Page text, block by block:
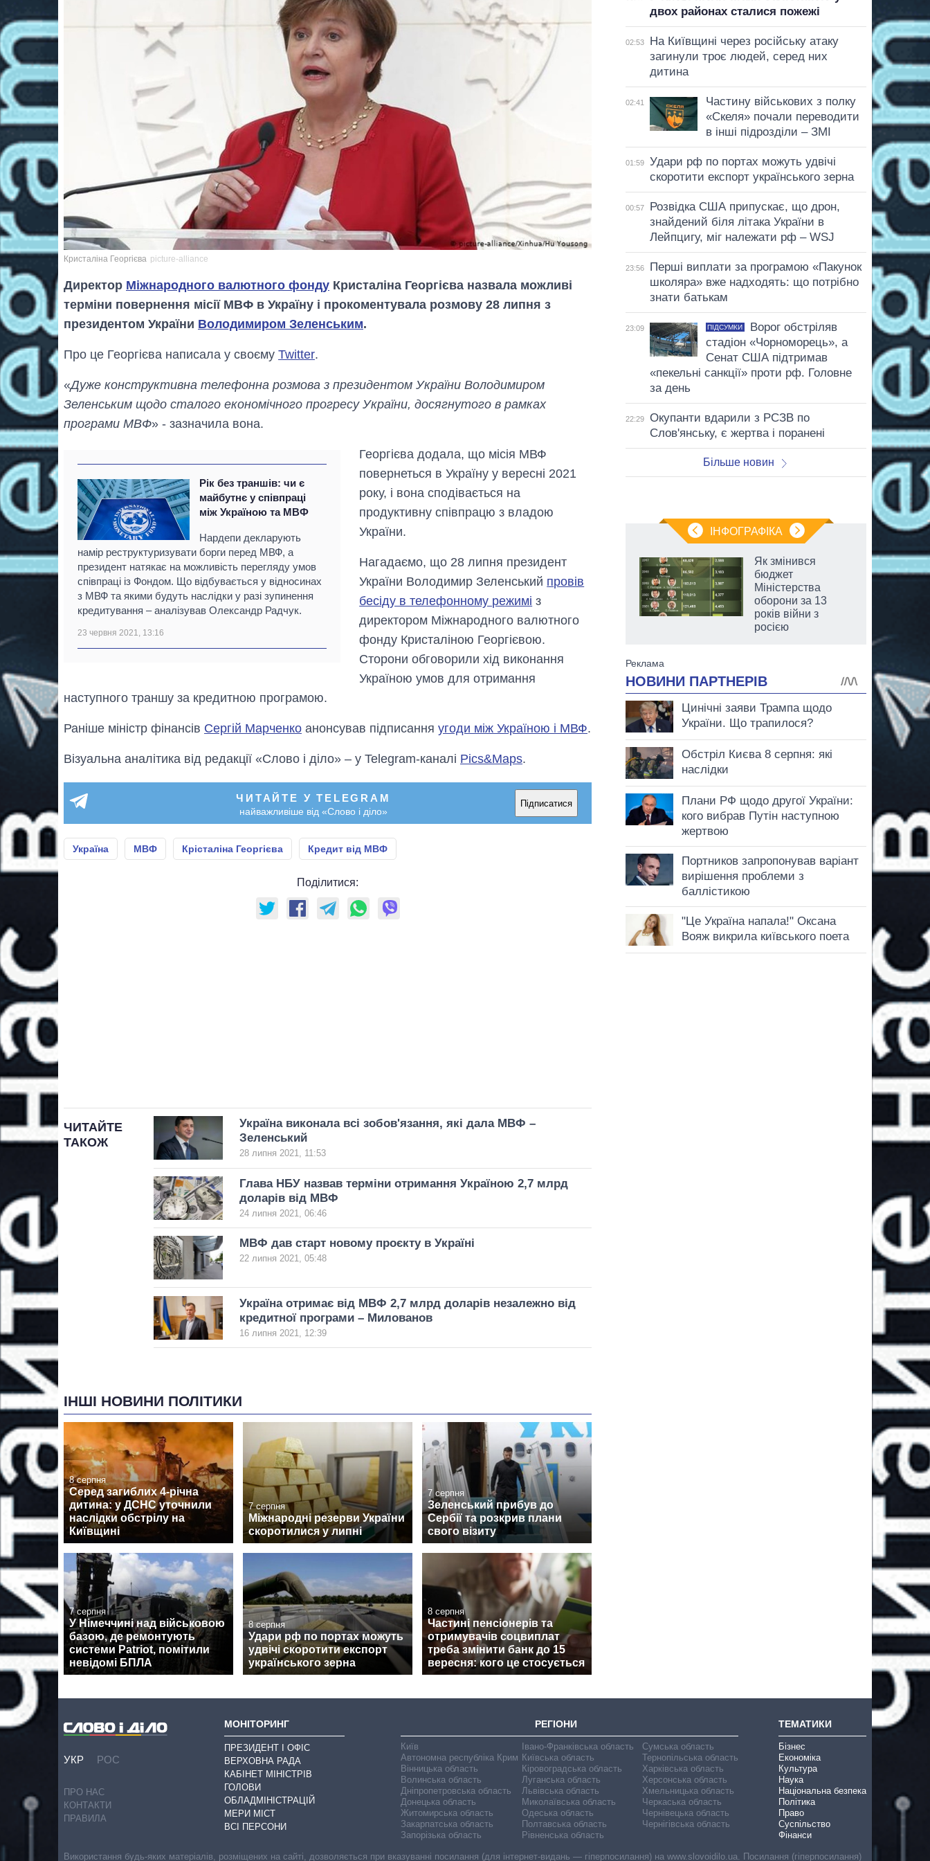
Кристаліна Георгієва picture-alliance
Директор Міжнародного валютного фонду Кристаліна Георгієва назвала можливі
терміни повернення місії МВФ в Україну і прокоментувала розмову 28 липня з
президентом України Володимиром Зеленським.
Про це Георгієва написала у своєму Twitter.
«Дуже конструктивна телефонна розмова з президентом України Володимиром
Зеленським щодо сталого економічного прогресу України, досягнутого в рамках
програми МВФ» - зазначила вона.
Рік без траншів: чи є
майбутнє у співпраці
між Україною та МВФ
Нардепи декларують
намір реструктуризувати борги перед МВФ, а
президент натякає на можливість перегляду умов
співпраці із Фондом. Що відбувається у відносинах
з МВФ та якими будуть наслідки у разі зупинення
кредитування – аналізував Олександр Радчук.
23 червня 2021, 13:16
Георгієва додала, що місія МВФ
повернеться в Україну у вересні 2021
року, і вона сподівається на
продуктивну співпрацю з владою
України.
Нагадаємо, що 28 липня президент
України Володимир Зеленський провів
бесіду в телефонному режимі з
директором Міжнародного валютного
фонду Кристаліною Георгієвою.
Сторони обговорили хід виконання
Україною умов для отримання
наступного траншу за кредитною програмою.
Раніше міністр фінансів Сергій Марченко анонсував підписання угоди між Україною і МВФ.
Візуальна аналітика від редакції «Слово і діло» – у Telegram-каналі Pics&Maps.
ЧИТАЙТЕ У TELEGRAM
найважливіше від «Слово і діло»
Підписатися
Україна МВФ Крісталіна Георгієва Кредит від МВФ
Поділитися:
ЧИТАЙТЕ
ТАКОЖ
Україна виконала всі зобов'язання, які дала МВФ –
Зеленський
28 липня 2021, 11:53
Глава НБУ назвав терміни отримання Україною 2,7 млрд
доларів від МВФ
24 липня 2021, 06:46
МВФ дав старт новому проєкту в Україні
22 липня 2021, 05:48
Україна отримає від МВФ 2,7 млрд доларів незалежно від
кредитної програми – Милованов
16 липня 2021, 12:39
ІНШІ НОВИНИ ПОЛІТИКИ
8 серпня
Серед загиблих 4-річна
дитина: у ДСНС уточнили
наслідки обстрілу на
Київщині
7 серпня
Міжнародні резерви України
скоротилися у липні
7 серпня
Зеленський прибув до
Сербії та розкрив плани
свого візиту
7 серпня
У Німеччині над військовою
базою, де ремонтують
системи Patriot, помітили
невідомі БПЛА
8 серпня
Удари рф по портах можуть
удвічі скоротити експорт
українського зерна
8 серпня
Частині пенсіонерів та
отримувачів соцвиплат
треба змінити банк до 15
вересня: кого це стосується
двох районах сталися пожежі
02:53
На Київщині через російську атаку
загинули троє людей, серед них
дитина
02:41
Частину військових з полку
«Скеля» почали переводити
в інші підрозділи – ЗМІ
01:59
Удари рф по портах можуть удвічі
скоротити експорт українського зерна
00:57
Розвідка США припускає, що дрон,
знайдений біля літака України в
Лейпцигу, міг належати рф – WSJ
23:56
Перші виплати за програмою «Пакунок
школяра» вже надходять: що потрібно
знати батькам
23:09 ПІДСУМКИ
Ворог обстріляв
стадіон «Чорноморець», а
Сенат США підтримав
«пекельні санкції» проти рф. Головне
за день
22:29
Окупанти вдарили з РСЗВ по
Слов'янську, є жертва і поранені
Більше новин
ІНФОГРАФІКА
Дефіцит пам’яті:
як зріс попит на
чипи за останні
роки і що
2027-й
Як змінився
бюджет
Міністерства
оборони за 13
років війни з
росією
УКР РОС
ПРО НАС
КОНТАКТИ
ПРАВИЛА
МОНІТОРИНГ
ПРЕЗИДЕНТ І ОФІС
ВЕРХОВНА РАДА
КАБІНЕТ МІНІСТРІВ
ГОЛОВИ
ОБЛАДМІНІСТРАЦІЙ
МЕРИ МІСТ
ВСІ ПЕРСОНИ
РЕГІОНИ
Київ
Автономна республіка Крим
Вінницька область
Волинська область
Дніпропетровська область
Донецька область
Житомирська область
Закарпатська область
Запорізька область
Івано-Франківська область
Київська область
Кіровоградська область
Луганська область
Львівська область
Миколаївська область
Одеська область
Полтавська область
Рівненська область
Сумська область
Тернопільська область
Харківська область
Херсонська область
Хмельницька область
Черкаська область
Чернівецька область
Чернігівська область
ТЕМАТИКИ
Бізнес
Економіка
Культура
Наука
Національна безпека
Політика
Право
Суспільство
Фінанси
Використання будь-яких матеріалів, розміщених на сайті, дозволяється при вказуванні посилання (для інтернет-видань — гіперпосилання) на www.slovoidilo.ua. Посилання (гіперпосилання)